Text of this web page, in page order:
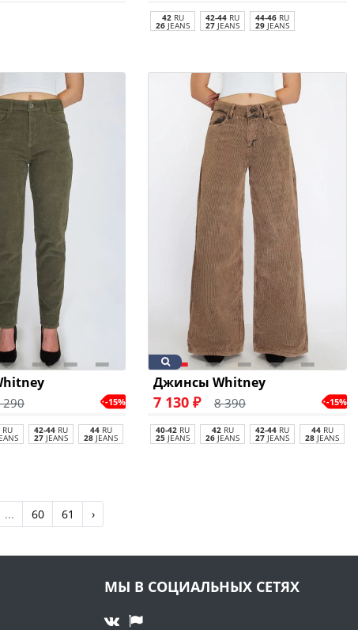
42 RU
26 JEANS
42-44 RU
27 JEANS
44-46 RU
29 JEANS
290 -15%
RU 42-44 RU
27 JEANS
44RU
28 JEANS
Джинсы Whitney
7 130 ₽ 8 390 -15%
40-42 RU
25 JEANS
42RU
26 JEANS
42-44 RU
27 JEANS
44RU
28 JEANS
... 60 61 ›
МЫ В СОЦИАЛЬНЫХ СЕТЯХ